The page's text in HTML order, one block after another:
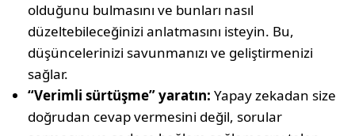
olduğunu bulmasını ve bunları nasıl
düzeltebileceğinizi anlatmasını isteyin. Bu,
düşüncelerinizi savunmanızı ve geliştirmenizi
sağlar.
“Verimli sürtüşme” yaratın: Yapay zekadan size
doğrudan cevap vermesini değil, sorular